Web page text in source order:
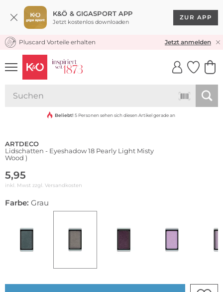
K&Ö & GIGASPORT APP
Jetzt kostenlos downloaden
ZUR APP
KOSTENLOSER VERSAND* & RÜCKVERSAND
Pluscard Vorteile erhalten Jetzt anmelden
UNSERE APP
CLICK &
Beliebt! 5 Personen sehen sich diesen Artikel gerade an
ARTDECO
Lidschatten - Eyeshadow 18 Pearly Light Misty
Wood )
5,95
inkl. Mwst zzgl. Versandkosten
Farbe: Grau